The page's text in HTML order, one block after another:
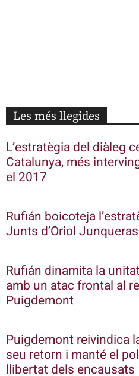
Les més llegides
L’estratègia del diàleg
Catalunya, més
el 2017
Rufián boicoteja
Junts d’Oriol Junqueras
Rufián dinamita la
amb un atac frontal al
Puigdemont
Puigdemont reivindica
seu retorn i manté el
llibertat dels encausats